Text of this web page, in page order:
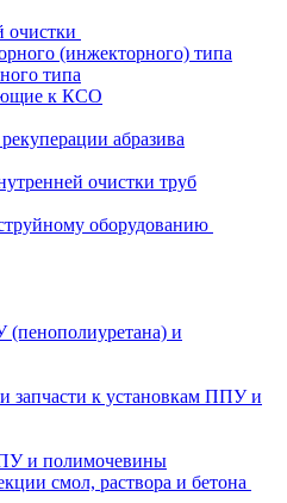
очистки
(инжекторного) типа
типа
к КСО
абразива
очистки труб
оборудованию
и
запчасти к установкам ППУ и
и полимочевины
смол, раствора и бетона